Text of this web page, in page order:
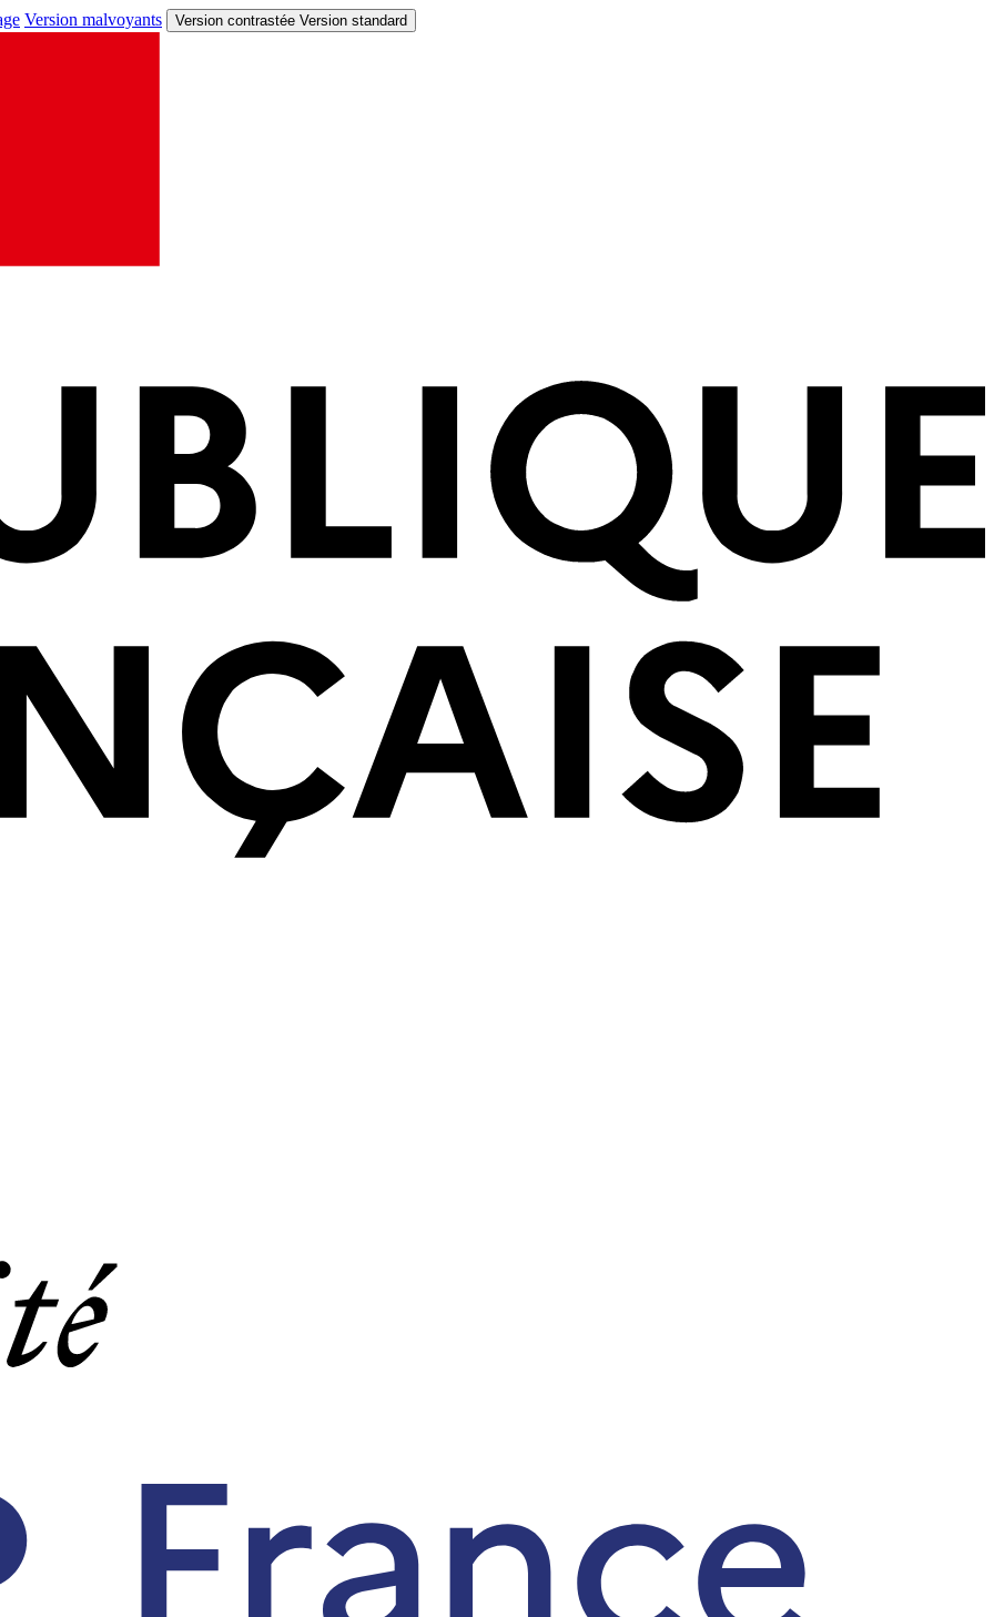
Version malvoyants Version contrastée Version standard